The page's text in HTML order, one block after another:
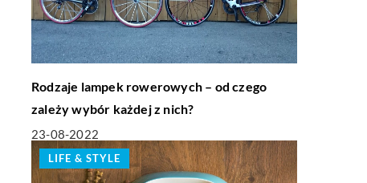
Rodzaje lampek rowerowych – od czego
zależy wybór każdej z nich?
23-08-2022
LIFE & STYLE